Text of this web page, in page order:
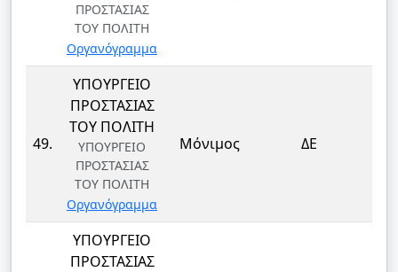
ΠΡΟΣΤΑΣΙΑΣ
ΤΟΥ ΠΟΛΙΤΗ
Οργανόγραμμα
49.
ΥΠΟΥΡΓΕΙΟ
ΠΡΟΣΤΑΣΙΑΣ
ΤΟΥ ΠΟΛΙΤΗ
ΥΠΟΥΡΓΕΙΟ
ΠΡΟΣΤΑΣΙΑΣ
ΤΟΥ ΠΟΛΙΤΗ
Οργανόγραμμα
Μόνιμος ΔΕ
ΥΠΟΥΡΓΕΙΟ
ΠΡΟΣΤΑΣΙΑΣ